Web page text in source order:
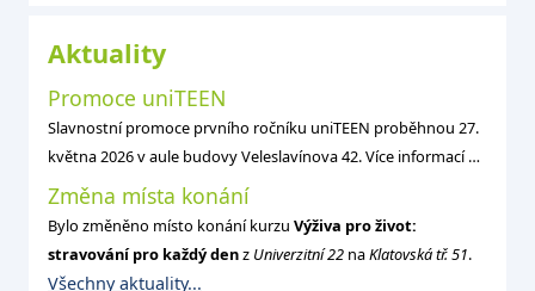
Aktuality
Promoce uniTEEN
Slavnostní promoce prvního ročníku uniTEEN proběhnou 27.
května 2026 v aule budovy Veleslavínova 42. Více informací na
FB uniTEEN
Změna místa konání
Bylo změněno místo konání kurzu Výživa pro život:
stravování pro každý denz Univerzitní 22 naKlatovská tř. 51.
Všechny aktuality...